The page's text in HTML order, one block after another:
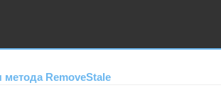
метода RemoveStale